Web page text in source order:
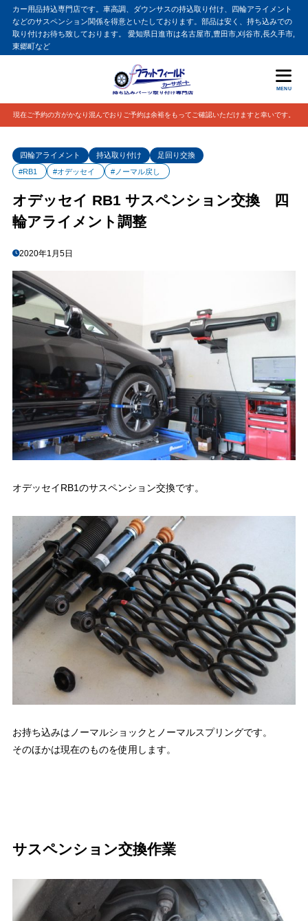
カー用品持込専門店です。車高調、ダウンサスの持込取り付け、四輪アライメント
などのサスペンション関係を得意といたしております。部品は安く、持ち込みでの
取り付けお待ち致しております。 愛知県日進市は名古屋市,豊田市,刈谷市,長久手市,
東郷町など
MENU
現在ご予約の方がかなり混んでおりご予約は余裕をもってご確認いただけますと幸いです。
四輪アライメント 持込取り付け
足回り交換
#RB1
#オデッセイ #ノーマル戻し
オデッセイ RB1 サスペンション交換 四
輪アライメント調整
2020年1月5日
オデッセイRB1のサスペンション交換です。
お持ち込みはノーマルショックとノーマルスプリングです。
そのほかは現在のものを使用します。
サスペンション交換作業